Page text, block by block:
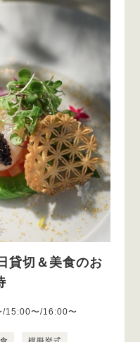
貸切＆美食のお
15:00〜/16:00〜